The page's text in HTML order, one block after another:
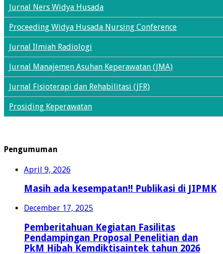
Jurnal Ners Widya Husada
Proceeding Widya Husada Nursing Conference
Jurnal Ilmiah Radiologi
Jurnal Manajemen Asuhan Keperawatan (JMA)
Jurnal Fisioterapi dan Rehabilitasi (JFR)
Prosiding Keperawatan
Pengumuman
April 9, 2026
Masih ada kesempatan!! Publikasi di JIPMK
December 17, 2025
Pemberitahuan Kegiatan Fasilitas
Pendampingan Proposal Penelitian dan
PkM Hibah Kemdiktisaintek tahun 2026